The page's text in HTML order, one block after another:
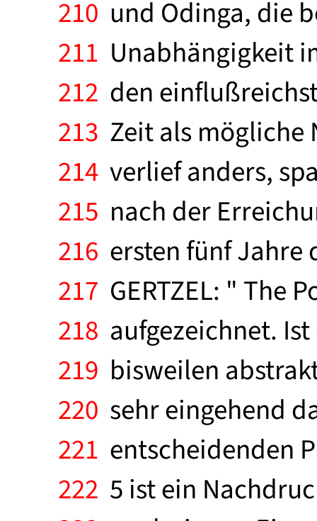
210 und Odinga, die
211 Unabhängigkeit
212 den
213 Zeit als mögliche
214 verlief anders,
215 nach der
216 ersten fünf Jahre
217 GERTZEL: " The
218 aufgezeichnet.
219 bisweilen
220 sehr eingehend
221 entscheidenden
222 5 ist ein